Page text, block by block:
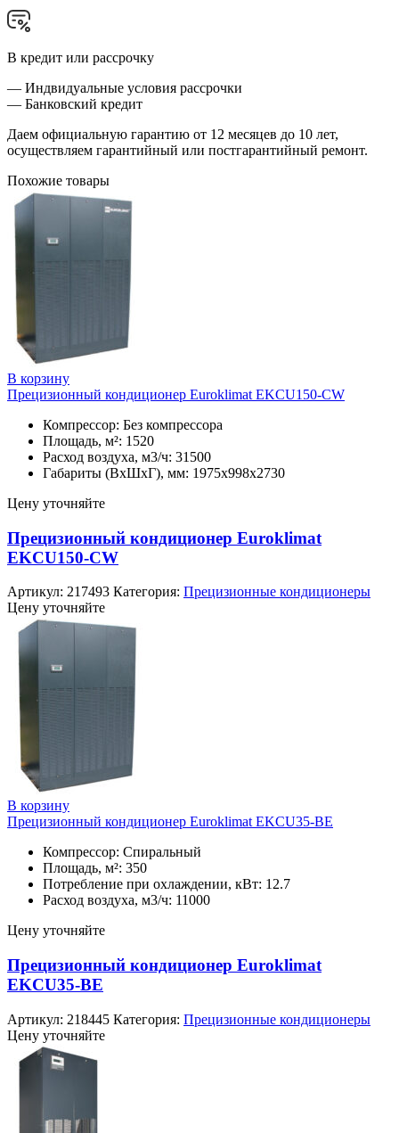
В кредит или рассрочку
— Индвидуальные условия рассрочки
— Банковский кредит
Даем официальную гарантию от 12 месяцев до 10 лет,
осуществляем гарантийный или постгарантийный ремонт.
Похожие товары
В корзину
Прецизионный кондиционер Euroklimat EKCU150-CW
Компрессор: Без компрессора
Площадь, м²: 1520
Расход воздуха, м3/ч: 31500
Габариты (ВхШхГ), мм: 1975x998x2730
Цену уточняйте
Прецизионный кондиционер Euroklimat
EKCU150-CW
Артикул: 217493 Категория: Прецизионные кондиционеры
Цену уточняйте
В корзину
Прецизионный кондиционер Euroklimat EKCU35-BE
Компрессор: Спиральный
Площадь, м²: 350
Потребление при охлаждении, кВт: 12.7
Расход воздуха, м3/ч: 11000
Цену уточняйте
Прецизионный кондиционер Euroklimat
EKCU35-BE
Артикул: 218445 Категория: Прецизионные кондиционеры
Цену уточняйте